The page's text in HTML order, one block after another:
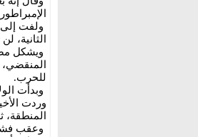
ولفت إلى
الثانية،
ويشكل
المنقضي،
للحرب.
وردت
المنطقة، ثم أعلنت